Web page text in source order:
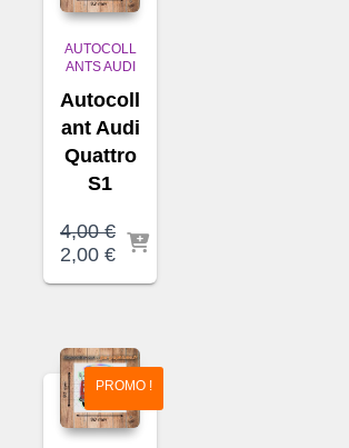
AUTOCOLL
ANTS AUDI
Autocoll
ant Audi
Quattro
S1
4,00€
Le
4,00 €.
2,00 €Le
2,00 €.
PROMO !